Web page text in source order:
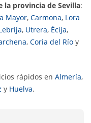
la provincia de Sevilla:
Mayor, Carmona, Lora
, Utrera, Écija,
, Coria del Río y
rápidos en Almería,
y Huelva.